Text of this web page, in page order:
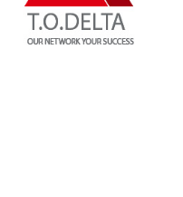
L’uscita di scena di